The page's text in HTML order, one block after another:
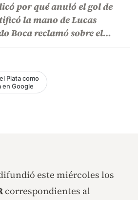
por qué anuló el gol de
la mano de Lucas
Boca reclamó sobre el…
Plata como
Google
este miércoles los
correspondientes al